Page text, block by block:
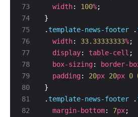
73
74
75
76
77
78
79
80
81
width: 100%
.template-news-footer .
width: 33.33333333%
display: table-cell
box-sizing: border-
padding: 20px 20px 0
.template-news-footer .
margin-bottom: 7px